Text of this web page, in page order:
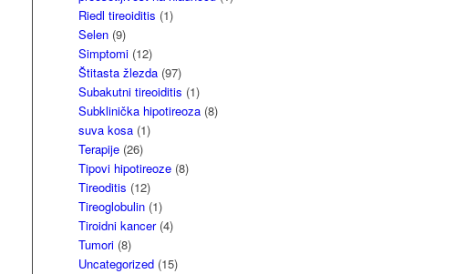
Riedl tireoiditis (1)
Selen (9)
Simptomi (12)
Štitasta žlezda (97)
Subakutni tireoiditis (1)
Subklinička hipotireoza (8)
suva kosa (1)
Terapije (26)
Tipovi hipotireoze (8)
Tireoditis (12)
Tireoglobulin (1)
Tiroidni kancer(4)
Tumori (8)
Uncategorized (15)